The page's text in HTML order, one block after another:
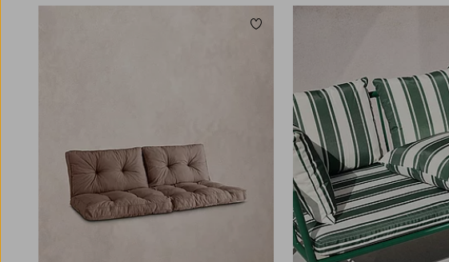
Et lunt loungehjørne med utendørs puter og
tilhørende sofabord blir et ekstra rom under
åpen himmel hvor du kan nyte en kopp te,
legge opp føttene for en høneblund eller lese et
kapittel i en bok. Å kle om møbler med
Legg til favoritter